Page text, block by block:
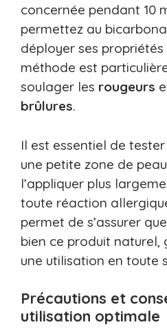
concernée pendant 10
permettez au
déployer ses propriétés
méthode est
soulager les rougeurs
brûlures.
Il est essentiel de
une petite zone de
l’appliquer plus
toute réaction
permet de s’assurer
bien ce produit naturel,
une utilisation en toute
Précautions et
utilisation optimale